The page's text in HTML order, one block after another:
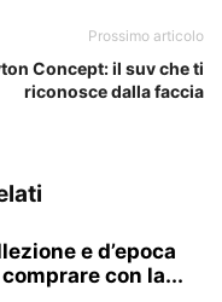
Prossimo articolo
Concept: il suv che ti
riconosce dalla faccia
e d’epoca
con la...